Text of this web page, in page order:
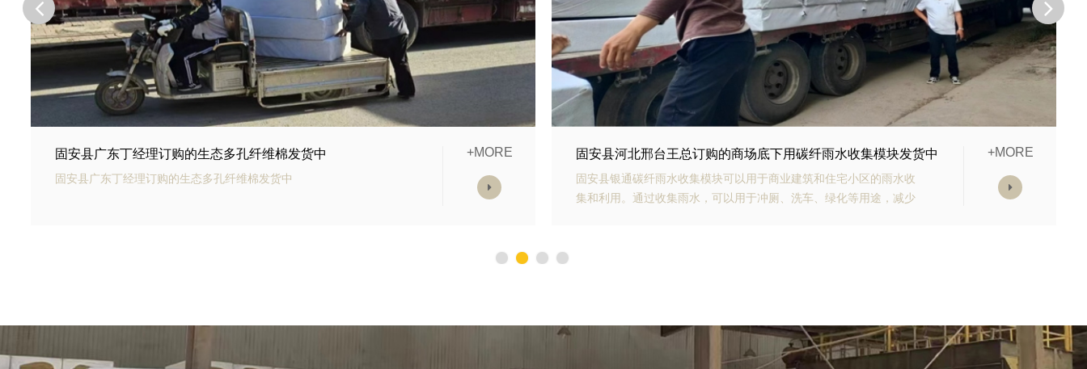
固安县河北邢台王总订购的商场底下用碳纤雨水收集模块发货中
固安县银通碳纤雨水收集模块可以用于商业建筑和住宅小区的雨水收
+MORE 固安县山东青岛李经理订购的生态多孔纤维棉正在发货
固安县银通生态多孔纤维棉具有高强承载能力、高抗渗能力、抗老化
能力强、施工方便等优势。模块的顶部应设计有反冲洗装置，以防止
+MORE